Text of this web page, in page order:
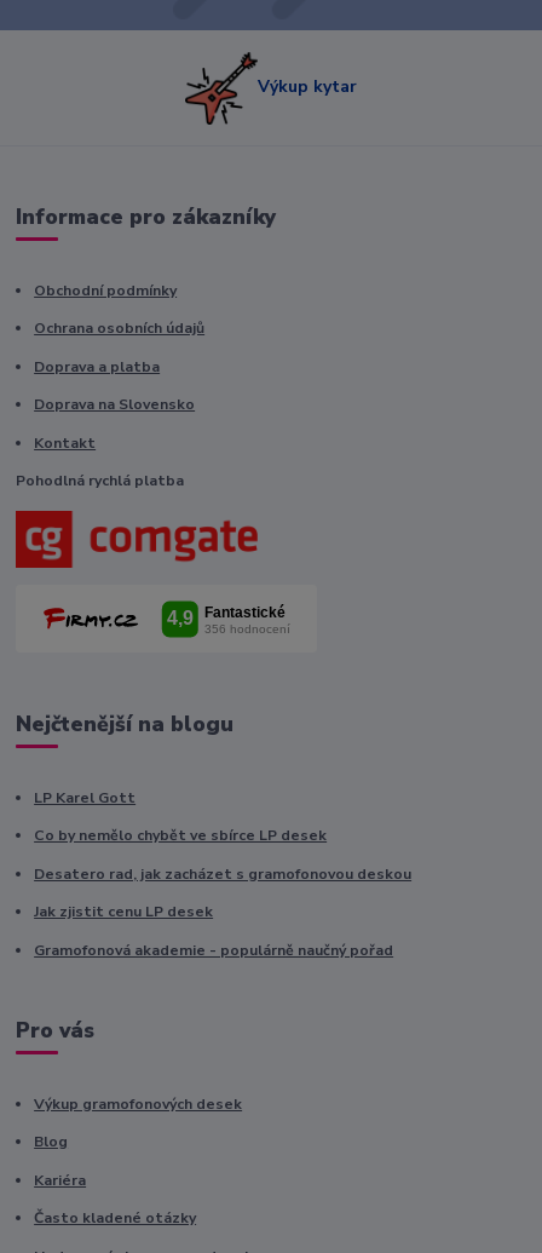
Výkup kytar
Informace pro zákazníky
Obchodní podmínky
Ochrana osobních údajů
Doprava a platba
Doprava na Slovensko
Kontakt
Pohodlná rychlá platba
Nejčtenější na blogu
LP Karel Gott
Co by nemělo chybět ve sbírce LP desek
Desatero rad, jak zacházet s gramofonovou deskou
Jak zjistit cenu LP desek
Gramofonová akademie - populárně naučný pořad
Pro vás
Výkup gramofonových desek
Blog
Kariéra
Často kladené otázky